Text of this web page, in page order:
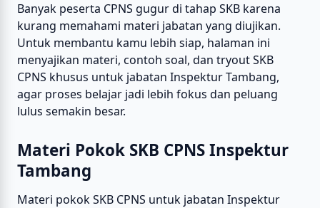
Banyak peserta CPNS gugur di tahap SKB karena
kurang memahami materi jabatan yang diujikan.
Untuk membantu kamu lebih siap, halaman ini
menyajikan materi, contoh soal, dan tryout SKB
CPNS khusus untuk jabatan Inspektur Tambang,
agar proses belajar jadi lebih fokus dan peluang
lulus semakin besar.
Materi Pokok SKB CPNS Inspektur
Tambang
Materi pokok SKB CPNS untuk jabatan Inspektur